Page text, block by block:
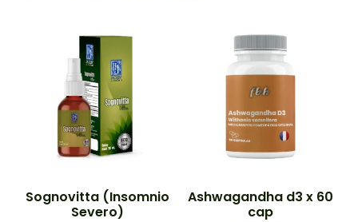
Sognovitta (Insomnio
Severo)
Ashwagandha d3 x 60
cap